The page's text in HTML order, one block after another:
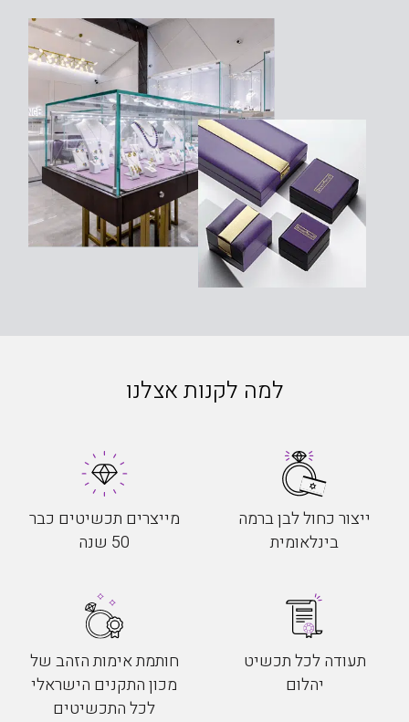
למה לקנות אצלנו
ייצור כחול לבן ברמה
בינלאומית
מייצרים תכשיטים כבר
50 שנה
תעודה לכל תכשיט
יהלום
חותמת אימות הזהב של
מכון התקנים הישראלי
לכל התכשיטים